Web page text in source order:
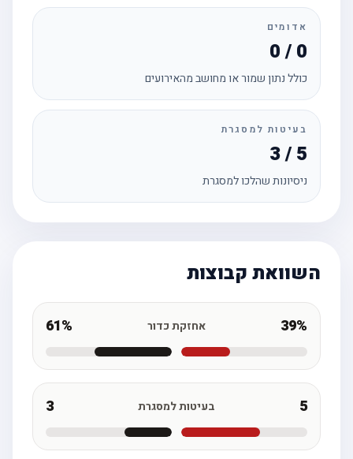
אדומים
0 / 0
כולל נתון שמור או מחושב מהאירועים
בעיטות למסגרת
3 / 5
ניסיונות שהלכו למסגרת
השוואת קבוצות
39% אחזקת כדור 61%
בעיטות למסגרת